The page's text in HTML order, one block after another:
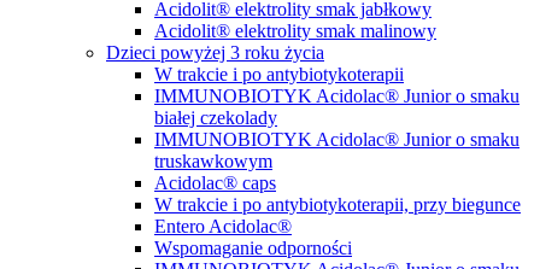
Acidolit® elektrolity smak jabłkowy
Acidolit® elektrolity smak malinowy
Dzieci powyżej 3 roku życia
W trakcie i po antybiotykoterapii
IMMUNOBIOTYK Acidolac® Junior o smaku
białej czekolady
IMMUNOBIOTYK Acidolac® Junior o smaku
truskawkowym
Acidolac® caps
W trakcie i po antybiotykoterapii, przy biegunce
Entero Acidolac®
Wspomaganie odporności